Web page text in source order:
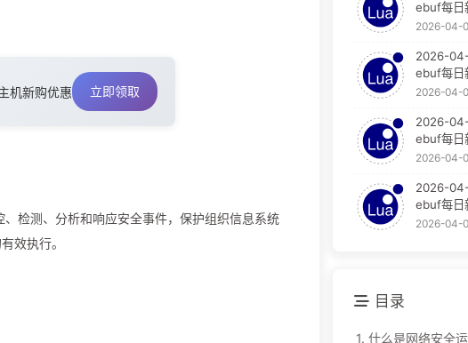
机新购优惠 立即领取
检测、分析和响应安全事件，保护组织信息系统
效执行。
ebuf每日
2026-04-
2026-
ebuf每日
2026-04-
2026-
ebuf每日
2026-04-
2026-
ebuf每日
2026-04-
目录
1. 什么是网络安全